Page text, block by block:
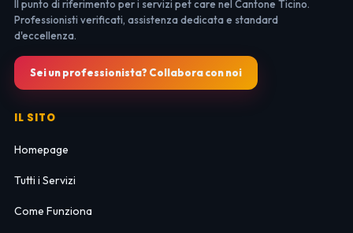
Il punto di riferimento per i servizi pet care nel Cantone Ticino.
Professionisti verificati, assistenza dedicata e standard
d'eccellenza.
Sei un professionista? Collabora con noi
IL SITO
Homepage
Tutti i Servizi
Come Funziona